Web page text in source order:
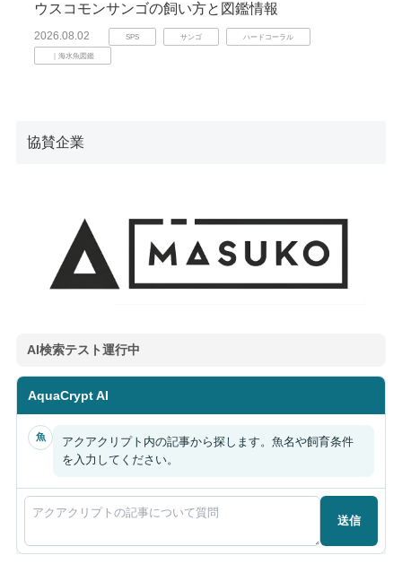
ウスコモンサンゴの飼い方と図鑑情報
2026.08.02 SPS サンゴ ハードコーラル
｜海水魚図鑑
協賛企業
AI検索テスト運行中
AquaCrypt AI
魚
アクアクリプト内の記事から探します。魚名や飼育条件
を入力してください。
送信